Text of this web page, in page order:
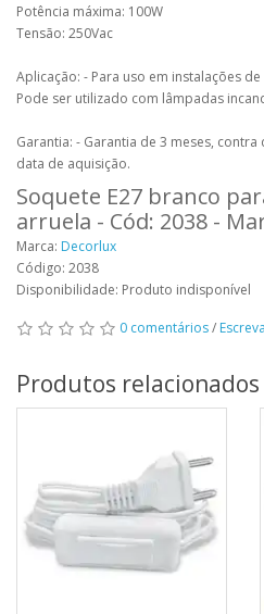
Potência máxima: 100W
Tensão: 250Vac
Aplicação: - Para uso em instalações
Pode ser utilizado com lâmpadas
Garantia: - Garantia de 3 meses,
data de aquisição.
Soquete E27 branco
arruela - Cód: 2038 -
Marca: Decorlux
Código: 2038
Disponibilidade: Produto indisponível
0 comentários/
Produtos relacionados